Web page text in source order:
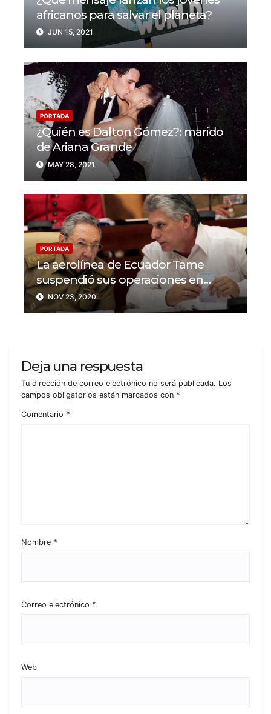
africanos para salvar el planeta?
JUN 15, 2021
PORTADA
¿Quién es Dalton Gómez?: marido
de Ariana Grande
MAY 28, 2021
PORTADA
La aerolínea de Ecuador Tame
suspendió sus operaciones en
Cuba y Venezuela
NOV 23, 2020
Deja una respuesta
Tu dirección de correo electrónico no será publicada. Los
campos obligatorios están marcados con *
Comentario *
Nombre *
Correo electrónico *
Web